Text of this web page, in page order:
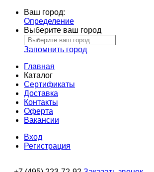
Ваш город:
Определение
Выберите ваш город
Запомнить город
Главная
Каталог
Сертификаты
Доставка
Контакты
Оферта
Вакансии
Вход
Регистрация